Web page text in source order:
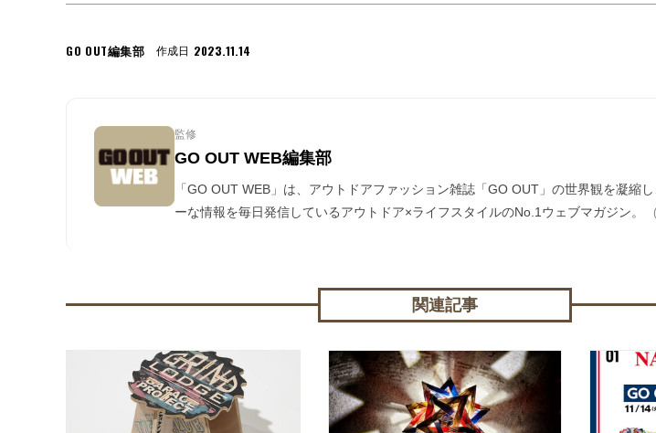
GO OUT編集部 作成日 2023.11.14
監修
GO OUT WEB編集部
「GO OUT WEB」は、アウトドアファッション雑誌「GO OUT」の世界観を凝縮
ーな情報を毎日発信しているアウトドア×ライフスタイルのNo.1ウェブマガジン。
関連記事